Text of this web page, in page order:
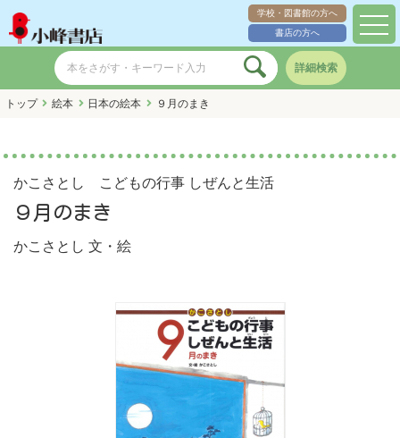
学校・図書館の方へ
書店の方へ
詳細検索
トップ 絵本 日本の絵本 ９月のまき
かこさとし こどもの行事 しぜんと生活
９月のまき
かこさとし 文・絵